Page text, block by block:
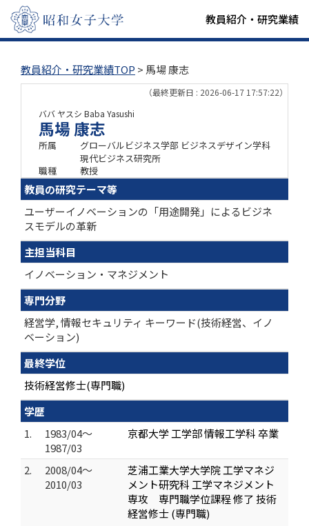
教員紹介・研究業績
教員紹介・研究業績TOP > 馬場 康志
（最終更新日 : 2026-06-17 17:57:22）
ババ ヤスシ Baba Yasushi
馬場 康志
所属
グローバルビジネス学部 ビジネスデザイン学科
現代ビジネス研究所
職種
教授
教員の研究テーマ等
ユーザーイノベーションの「用途開発」によるビジネ
スモデルの革新
主担当科目
イノベーション・マネジメント
専門分野
経営学, 情報セキュリティ キーワード(技術経営、イノ
ベーション)
最終学位
技術経営修士(専門職)
学歴
1.
1983/04～
1987/03
京都大学 工学部 情報工学科 卒業
2.
2008/04～
2010/03
芝浦工業大学大学院 工学マネジ
メント研究科 工学マネジメント
専攻 専門職学位課程 修了 技術
経営修士 (専門職)